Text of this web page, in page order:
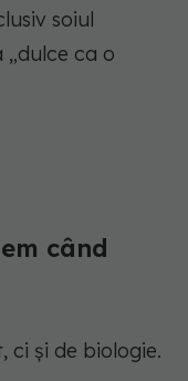
soiul
„dulce ca o
când
ci și de biologie.